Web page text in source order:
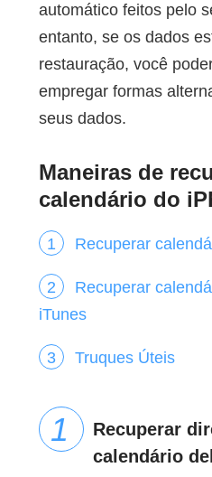
automático feitos pelo
entanto, se os dados
restauração, você
empregar formas
seus dados.
Maneiras de
calendário do
Recuperar
Recuperar
iTunes
Truques Úteis
Recuperar
calendário